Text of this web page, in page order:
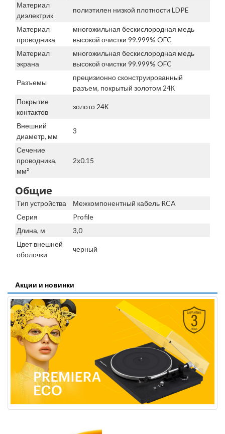
Материал
диэлектрик
полиэтилен низкой плотности LDPE
Материал
проводника
многожильная бескислородная медь
высокой очистки 99.999% OFC
Материал
экрана
многожильная бескислородная медь
высокой очистки 99.999% OFC
Разъемы
прецизионно сконструированный
разъем, покрытый золотом 24К
Покрытие
контактов
золото 24К
Внешний
диаметр, мм
3
Сечение
проводника,
мм²
2x0.15
Общие
Тип устройства
Межкомпонентный кабель RCA
Серия
Profile
Длина, м
3,0
Цвет внешней
оболочки
черный
Акции и новинки